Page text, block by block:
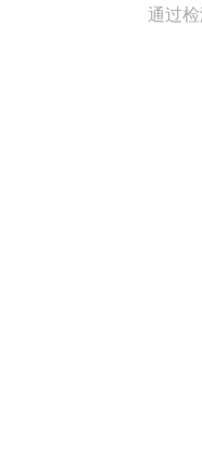
通过